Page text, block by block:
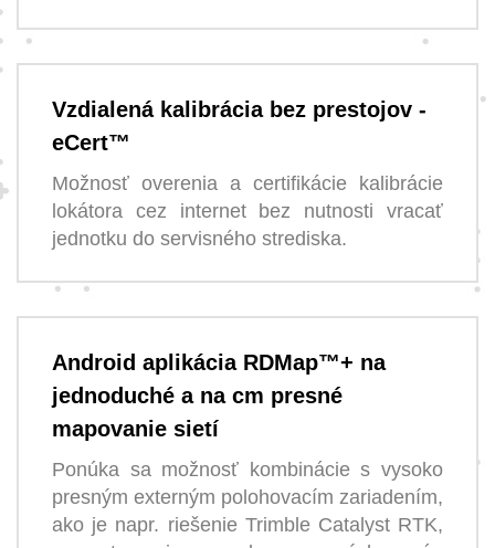
Vzdialená kalibrácia bez prestojov -
eCert™
Možnosť overenia a certifikácie kalibrácie
lokátora cez internet bez nutnosti vracať
jednotku do servisného strediska.
Android aplikácia RDMap™+ na
jednoduché a na cm presné
mapovanie sietí
Ponúka sa možnosť kombinácie s vysoko
presným externým polohovacím zariadením,
ako je napr. riešenie Trimble Catalyst RTK,